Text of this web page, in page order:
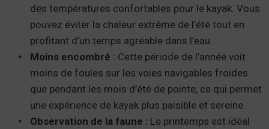
des températures confortables pour le kayak. Vous
pouvez éviter la chaleur extrême de l’été tout en
profitant d’un temps agréable dans l’eau.
Moins encombré : Cette période de l’année voit
moins de foules sur les voies navigables froides
que pendant les mois d’été de pointe, ce qui permet
une expérience de kayak plus paisible et sereine.
Observation de la faune : Le printemps est idéal